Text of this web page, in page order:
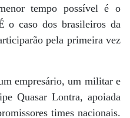
tempo possível é o
o caso dos brasileiros da
pela primeira vez
empresário, um militar e
Quasar Lontra, apoiada
times nacionais.